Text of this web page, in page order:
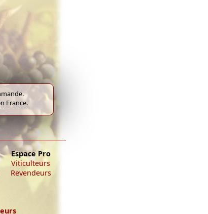
France.
Espace Pro
Viticulteurs
Revendeurs